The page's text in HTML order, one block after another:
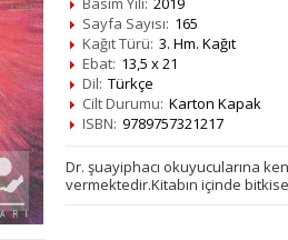
Sayfa Sayısı: 165
Kağıt Türü: 3. Hm. Kağıt
Ebat: 13,5 x 21
Dil: Türkçe
Cilt Durumu: Karton Kapak
ISBN: 9789757321217
Dr. şuayiphacı okuyucularına
vermektedir.Kitabın içinde